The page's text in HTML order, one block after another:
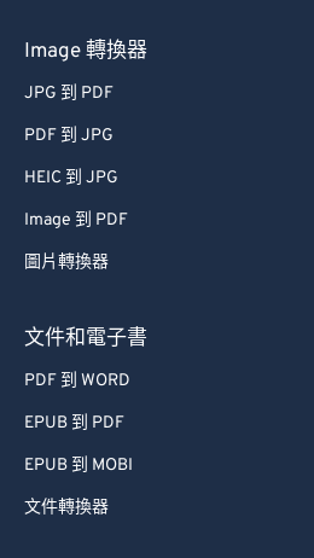
Image 轉換器
JPG 到 PDF
PDF 到 JPG
HEIC 到 JPG
Image 到 PDF
圖片轉換器
文件和電子書
PDF 到 WORD
EPUB 到 PDF
EPUB 到 MOBI
文件轉換器